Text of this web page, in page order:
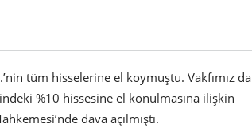
tüm hisselerine el koymuştu. Vakfımız da
%10 hissesine el konulmasına ilişkin
dava açılmıştı.